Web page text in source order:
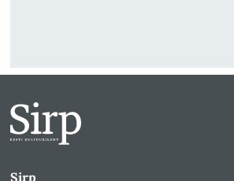
Sirp